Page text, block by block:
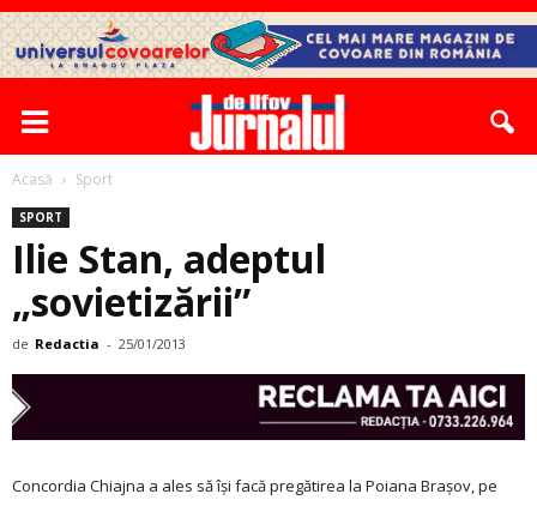
Acasă Sport
SPORT
Ilie Stan, adeptul
„sovietizării”
de Redactia - 25/01/2013
Concordia Chiajna a ales să își facă pregătirea la Poiana Brașov, pe